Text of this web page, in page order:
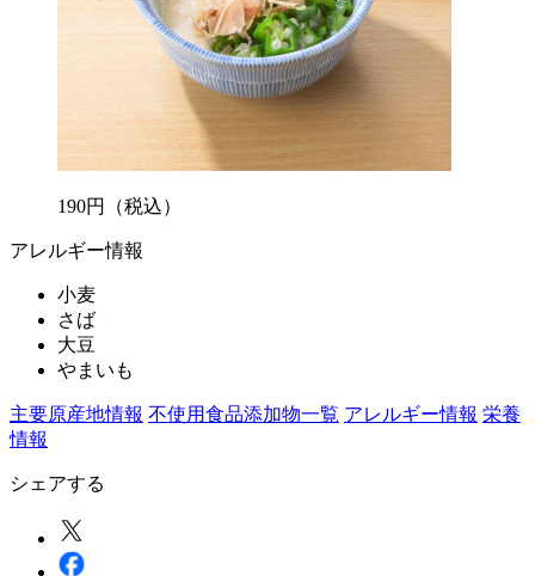
190円 （税込）
アレルギー情報
小麦
さば
大豆
やまいも
主要原産地情報 不使用食品添加物一覧 アレルギー情報 栄養
情報
シェアする